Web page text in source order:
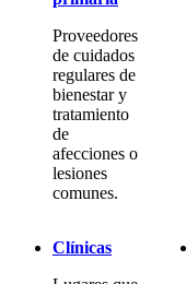
Proveedores
de cuidados
regulares de
bienestar y
tratamiento
de
afecciones o
lesiones
comunes.
Clínicas